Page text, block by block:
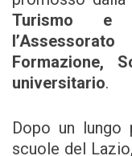
Turismo e
Formazione,
universitario.
Dopo un
scuole del